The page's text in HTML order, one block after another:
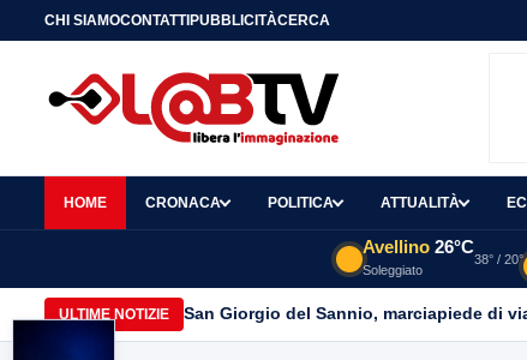
CHI SIAMOCONTATTIPUBBLICITÀCERCA
HOME CRONACA POLITICA ATTUALITÀ
Avellino 26°C
Soleggiato
38° / 20°
ULTIME NOTIZIE San Giorgio del Sannio, marciapiede di